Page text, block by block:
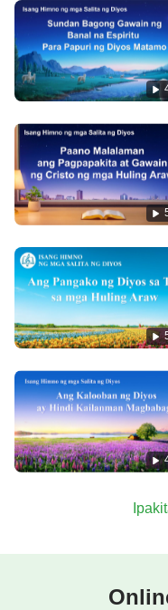
Hindi ito nakikita,
Binabago ng Diyos
pag-ibig at buhay.
Ang ginagawang
ay ang
Dapat tiisin ang
magkaroon ng
Job.
Dapat nilang tiisin
nang hindi
Ang ginagawang
ay ang